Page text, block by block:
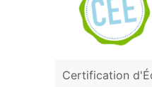
Certification